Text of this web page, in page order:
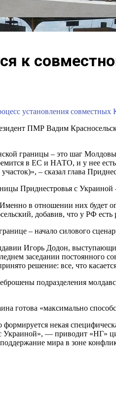
к
установления
ПМР Вадим
границы – это шаг
в ЕС и НАТО, и у нее
– сказал глава
Приднестровья с Украиной
в отношении них будет
добавив, что у РФ
– начало силового
Игорь Додон,
заседании постоянного
решение: все, что
подразделения
готова «максимально
некая
Украиной», — приводит «НГ»
мира в зоне